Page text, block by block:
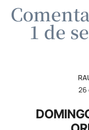
1 de
26